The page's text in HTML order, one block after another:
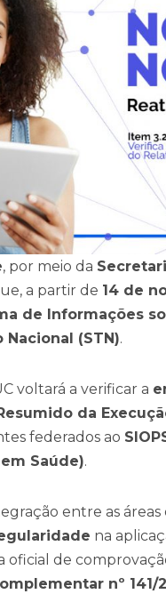
, por meio da
a partir de 14 de
de Informações
(STN).
voltará a verificar a
da
federados ao
Saúde).
entre as
na
oficial de
nº 141/